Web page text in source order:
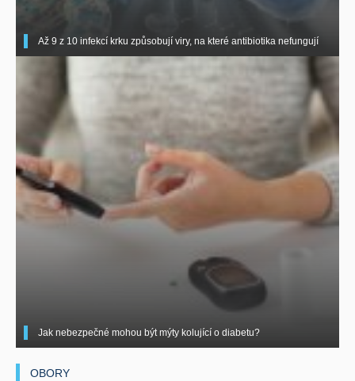
Až 9 z 10 infekcí krku způsobují viry, na které antibiotika nefungují
Jak nebezpečné mohou být mýty kolující o diabetu?
OBORY